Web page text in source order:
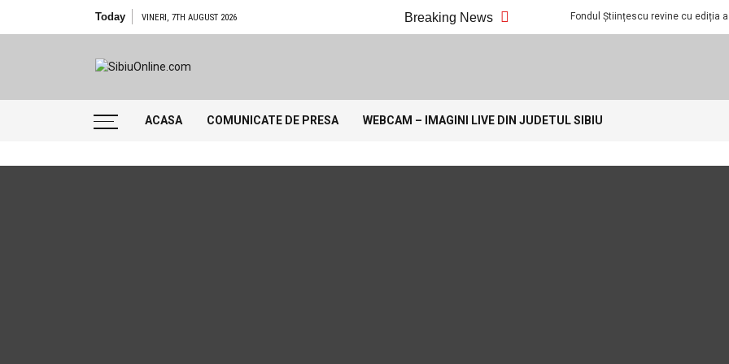
Today VINERI, 7TH AUGUST 2026 Breaking News
Ce filme noi vedem la Cineplexx Sibiu din 1 noiembrie Fondul Științescu revine cu ediția a 7-a la
ACASA COMUNICATE DE PRESA WEBCAM – IMAGINI LIVE DIN JUDETUL SIBIU